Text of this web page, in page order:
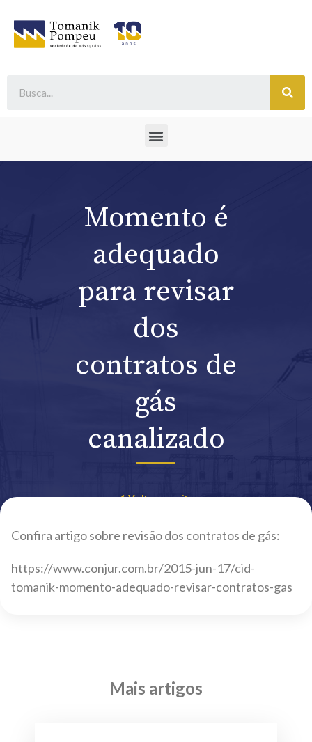
Momento é
adequado
para revisar
dos
contratos de
gás
canalizado
Voltar ao site
Confira artigo sobre revisão dos contratos de gás:
https://www.conjur.com.br/2015-jun-17/cid-
tomanik-momento-adequado-revisar-contratos-gas
Mais artigos